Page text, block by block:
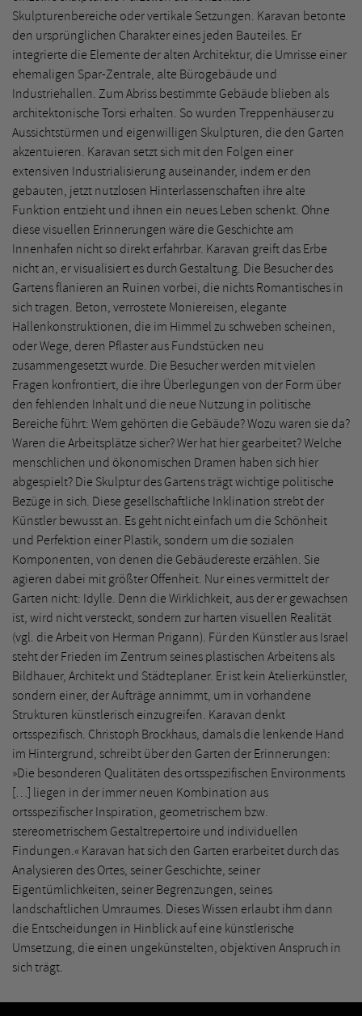
Skulpturenbereiche oder vertikale Setzungen. Karavan betonte
den ursprünglichen Charakter eines jeden Bauteiles. Er
integrierte die Elemente der alten Architektur, die Umrisse einer
ehemaligen Spar-Zentrale, alte Bürogebäude und
Industriehallen. Zum Abriss bestimmte Gebäude blieben als
architektonische Torsi erhalten. So wurden Treppenhäuser zu
Aussichtstürmen und eigenwilligen Skulpturen, die den Garten
akzentuieren. Karavan setzt sich mit den Folgen einer
extensiven Industrialisierung auseinander, indem er den
gebauten, jetzt nutzlosen Hinterlassenschaften ihre alte
Funktion entzieht und ihnen ein neues Leben schenkt. Ohne
diese visuellen Erinnerungen wäre die Geschichte am
Innenhafen nicht so direkt erfahrbar. Karavan greift das Erbe
nicht an, er visualisiert es durch Gestaltung. Die Besucher des
Gartens flanieren an Ruinen vorbei, die nichts Romantisches in
sich tragen. Beton, verrostete Moniereisen, elegante
Hallenkonstruktionen, die im Himmel zu schweben scheinen,
oder Wege, deren Pflaster aus Fundstücken neu
zusammengesetzt wurde. Die Besucher werden mit vielen
Fragen konfrontiert, die ihre Überlegungen von der Form über
den fehlenden Inhalt und die neue Nutzung in politische
Bereiche führt: Wem gehörten die Gebäude? Wozu waren sie da?
Waren die Arbeitsplätze sicher? Wer hat hier gearbeitet? Welche
menschlichen und ökonomischen Dramen haben sich hier
abgespielt? Die Skulptur des Gartens trägt wichtige politische
Bezüge in sich. Diese gesellschaftliche Inklination strebt der
Künstler bewusst an. Es geht nicht einfach um die Schönheit
und Perfektion einer Plastik, sondern um die sozialen
Komponenten, von denen die Gebäudereste erzählen. Sie
agieren dabei mit größter Offenheit. Nur eines vermittelt der
Garten nicht: Idylle. Denn die Wirklichkeit, aus der er gewachsen
ist, wird nicht versteckt, sondern zur harten visuellen Realität
(vgl. die Arbeit von Herman Prigann). Für den Künstler aus Israel
steht der Frieden im Zentrum seines plastischen Arbeitens als
Bildhauer, Architekt und Städteplaner. Er ist kein Atelierkünstler,
sondern einer, der Aufträge annimmt, um in vorhandene
Strukturen künstlerisch einzugreifen. Karavan denkt
ortsspezifisch. Christoph Brockhaus, damals die lenkende Hand
im Hintergrund, schreibt über den Garten der Erinnerungen:
»Die besonderen Qualitäten des ortsspezifischen Environments
[…] liegen in der immer neuen Kombination aus
ortsspezifischer Inspiration, geometrischem bzw.
stereometrischem Gestaltrepertoire und individuellen
Findungen.« Karavan hat sich den Garten erarbeitet durch das
Analysieren des Ortes, seiner Geschichte, seiner
Eigentümlichkeiten, seiner Begrenzungen, seines
landschaftlichen Umraumes. Dieses Wissen erlaubt ihm dann
die Entscheidungen in Hinblick auf eine künstlerische
Umsetzung, die einen ungekünstelten, objektiven Anspruch in
sich trägt.